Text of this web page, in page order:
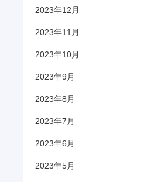
2023年12月
2023年11月
2023年10月
2023年9月
2023年8月
2023年7月
2023年6月
2023年5月